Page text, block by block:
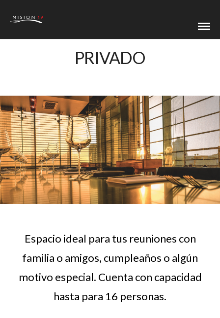
PRIVADO
Espacio ideal para tus reuniones con
familia o amigos, cumpleaños o algún
motivo especial. Cuenta con capacidad
hasta para 16 personas.